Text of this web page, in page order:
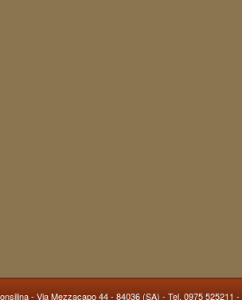
- Via Mezzacapo 44 - 84036 (SA) - Tel. 0975 525211